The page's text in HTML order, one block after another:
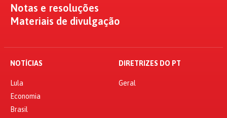
Notas e resoluções
Materiais de divulgação
NOTÍCIAS
Lula
Economia
Brasil
DIRETRIZES DO PT
Geral